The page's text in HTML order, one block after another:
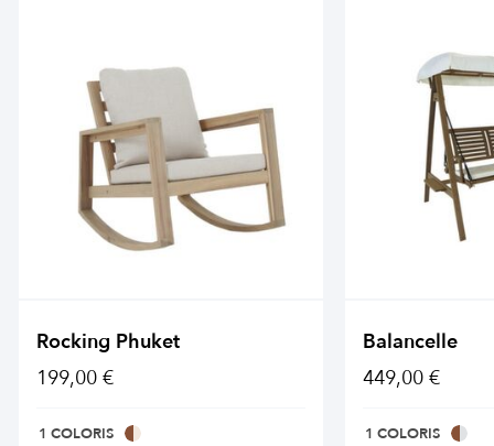
Rocking Phuket
199,00 €
1 COLORIS
Balancelle
449,00 €
1 COLORIS